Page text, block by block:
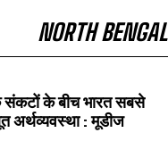
NORTH BENGAL
संकटों के बीच भारत सबसे
अर्थव्यवस्था : मूडीज